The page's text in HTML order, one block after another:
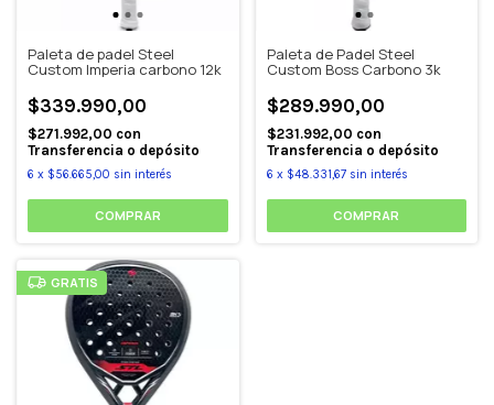
Paleta de padel Steel
Custom Imperia carbono 12k
$339.990,00
$271.992,00 con
Transferencia o depósito
6 x $56.665,00 sin interés
Paleta de Padel Steel
Custom Boss Carbono 3k
$289.990,00
$231.992,00 con
Transferencia o depósito
6 x $48.331,67 sin interés
GRATIS